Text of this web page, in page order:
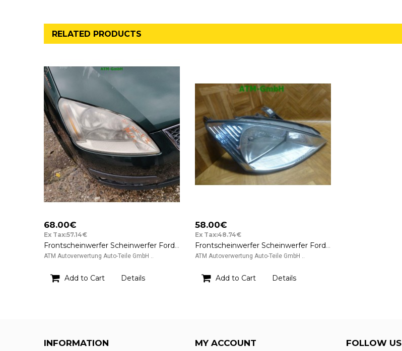
RELATED PRODUCTS
68.00€
Ex Tax:57.14€
Frontscheinwerfer Scheinwerfer Ford Focus C-Max rechts Beifahrerseite
ATM Autoverwertung Auto-Teile GmbH ..
Add to Cart Details
58.00€
Ex Tax:48.74€
Frontscheinwerfer Scheinwerfer Ford Focus 1 rechts Beifahrerseite
ATM Autoverwertung Auto-Teile GmbH ..
Add to Cart Details
INFORMATION MY ACCOUNT FOLLOW US